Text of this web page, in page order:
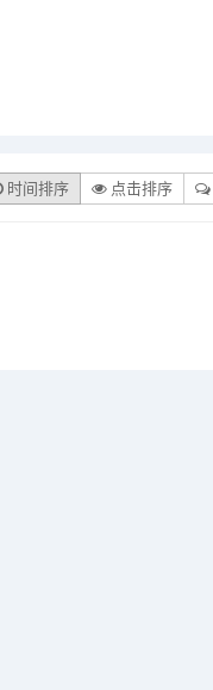
时间排序 点击排序